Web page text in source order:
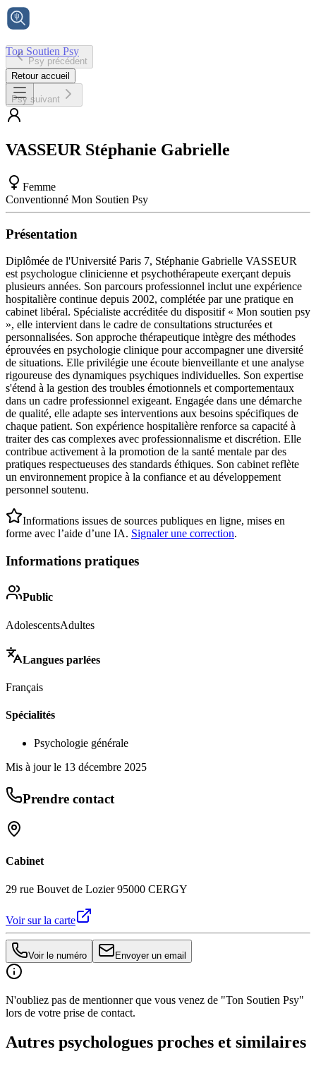
Ton Soutien Psy
Accueil
Psy précédent
Retour accueil
Psy suivant
VASSEUR Stéphanie Gabrielle
Femme
Conventionné Mon Soutien Psy
Présentation
Diplômée de l'Université Paris 7, Stéphanie Gabrielle VASSEUR
est psychologue clinicienne et psychothérapeute exerçant depuis
plusieurs années. Son parcours professionnel inclut une expérience
hospitalière continue depuis 2002, complétée par une pratique en
cabinet libéral. Spécialiste accréditée du dispositif « Mon soutien psy
», elle intervient dans le cadre de consultations structurées et
personnalisées. Son approche thérapeutique intègre des méthodes
éprouvées en psychologie clinique pour accompagner une diversité
de situations. Elle privilégie une écoute bienveillante et une analyse
rigoureuse des dynamiques psychiques individuelles. Son expertise
s'étend à la gestion des troubles émotionnels et comportementaux
dans un cadre professionnel exigeant. Engagée dans une démarche
de qualité, elle adapte ses interventions aux besoins spécifiques de
chaque patient. Son expérience hospitalière renforce sa capacité à
traiter des cas complexes avec professionnalisme et discrétion. Elle
contribue activement à la promotion de la santé mentale par des
pratiques respectueuses des standards éthiques. Son cabinet reflète
un environnement propice à la confiance et au développement
personnel soutenu.
Informations issues de sources publiques en ligne, mises en
forme avec l’aide d’une IA. Signaler une correction.
Informations pratiques
Public
AdolescentsAdultes
Langues parlées
Français
Spécialités
Psychologie générale
Mis à jour le 13 décembre 2025
Prendre contact
Cabinet
29 rue Bouvet de Lozier 95000 CERGY
Voir sur la carte
Voir le numéro Envoyer un email
N'oubliez pas de mentionner que vous venez de "Ton Soutien Psy"
lors de votre prise de contact.
Autres psychologues proches et similaires